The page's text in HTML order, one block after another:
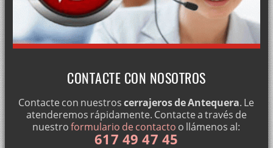
INSTALACIÓN DE CERRADURAS TESA TS50 · (21-03-2019)
VENTA DE CERRADURAS FICHET · (21-03-2019)
CERRAJERO PROFESIONAL · (21-03-2019)
SERVICIOS DE CERRAJERÍA URGENTE · (21-03-2019)
INSTALACIÓN DE CERRADURAS FAC · (21-03-2019)
CONTACTE CON NOSOTROS
Contacte con nuestroscerrajeros de Antequera. Le
atenderemos rápidamente. Contacte a través de
nuestroformulario de contacto o llámenos al:
617 49 47 45